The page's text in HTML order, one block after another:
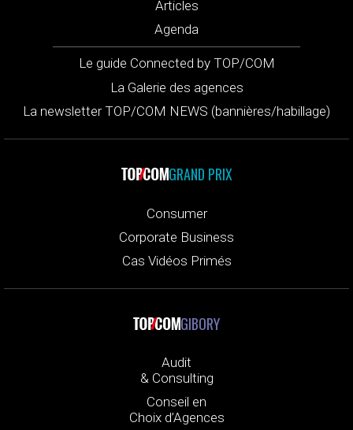
Articles
Agenda
Le guide Connected by TOP/COM
La Galerie des agences
La newsletter TOP/COM NEWS (bannières/habillage)
GRAND PRIX
Consumer
Corporate Business
Cas Vidéos Primés
GIBORY
Audit
& Consulting
Conseil en
Choix d’Agences